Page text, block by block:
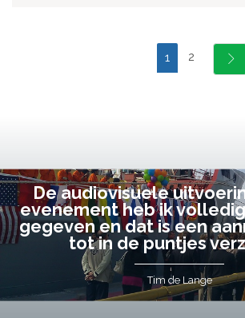
1 2
De audiovisuele
evenement heb ik
gegeven en dat is een
tot in de puntjes
Tim de Lange